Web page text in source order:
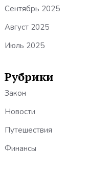
Сентябрь 2025
Август 2025
Июль 2025
Рубрики
Закон
Новости
Путешествия
Финансы